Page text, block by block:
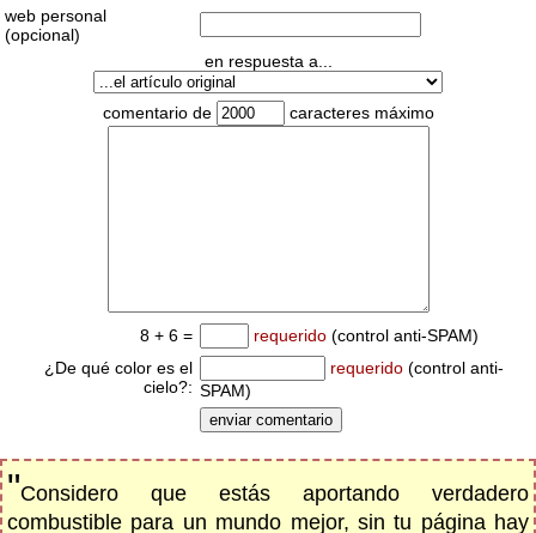
web personal
(opcional)
en respuesta a...
comentario de caracteres máximo
8 + 6 = requerido (control anti-SPAM)
¿De qué color es el
cielo?:
requerido (control anti-
SPAM)
"Considero que estás aportando verdadero
combustible para un mundo mejor, sin tu página hay